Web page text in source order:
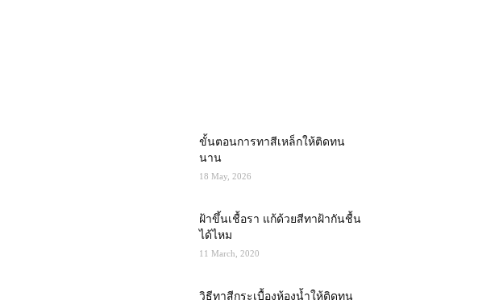
ขั้นตอนการทาสีเหล็กให้ติดทน
นาน
18 May, 2026
ฝ้าขึ้นเชื้อรา แก้ด้วยสีทาฝ้ากันชื้น
ได้ไหม
11 March, 2020
วิธีทาสีกระเบื้องห้องน้ำให้ติดทน